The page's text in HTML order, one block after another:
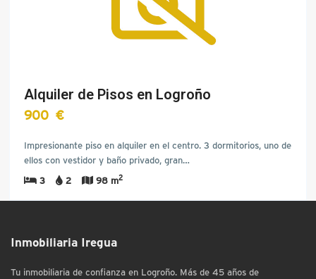
Alquiler de Pisos en Logroño
900 €
Impresionante piso en alquiler en el centro. 3 dormitorios, uno de
ellos con vestidor y baño privado, gran…
3
2 98 m2
Inmobiliaria Iregua
Tu inmobiliaria de confianza en Logroño. Más de 45 años de